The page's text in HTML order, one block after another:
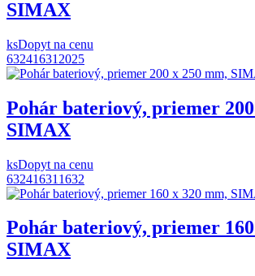
SIMAX
ksDopyt na cenu
632416312025
Pohár bateriový, priemer
SIMAX
ksDopyt na cenu
632416311632
Pohár bateriový, priemer
SIMAX